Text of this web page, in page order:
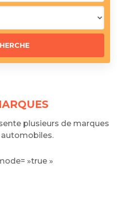
plusieurs de marques
»true »